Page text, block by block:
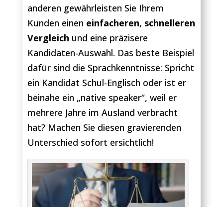
anderen gewährleisten Sie Ihrem
Kunden einen einfacheren, schnelleren
Vergleich und eine präzisere
Kandidaten-Auswahl. Das beste Beispiel
dafür sind die Sprachkenntnisse: Spricht
ein Kandidat Schul-Englisch oder ist er
beinahe ein „native speaker“, weil er
mehrere Jahre im Ausland verbracht
hat? Machen Sie diesen gravierenden
Unterschied sofort ersichtlich!